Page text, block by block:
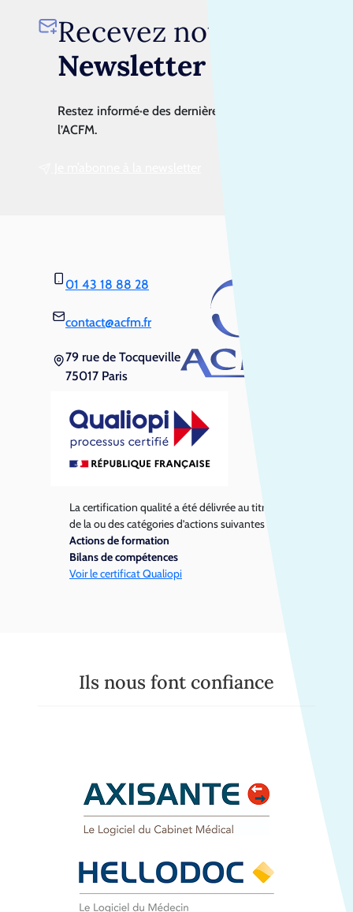
Recevez notre
Newsletter
Restez informé·e des dernières actualités de
l’ACFM.
01 43 18 88 28
contact@acfm.fr
79 rue de Tocqueville
75017 Paris
La certification qualité a été délivrée au titre
de la ou des catégories d’actions suivantes :
Actions de formation
Bilans de compétences
Voir le certificat Qualiopi
Ils nous font confiance